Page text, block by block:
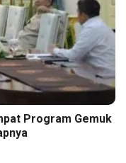
Program Gemuk